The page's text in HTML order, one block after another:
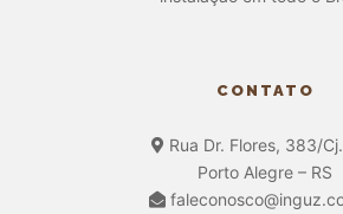
CONTATO
Rua Dr. Flores, 383/
Porto Alegre – RS